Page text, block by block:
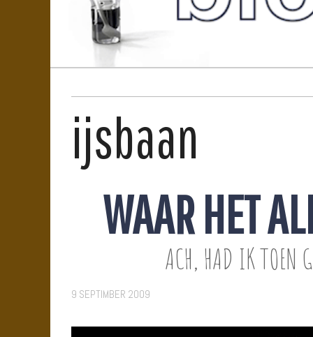
ijsbaan
WAAR HET
ACH, HAD IK TOEN
9 SEPTIMBER 2009